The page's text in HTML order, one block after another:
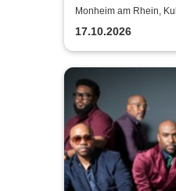
Snap -
Monheim am Rhein,
17.10.2026